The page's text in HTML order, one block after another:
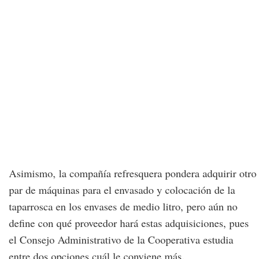
Asimismo, la compañía refresquera pondera adquirir otro
par de máquinas para el envasado y colocación de la
taparrosca en los envases de medio litro, pero aún no
define con qué proveedor hará estas adquisiciones, pues
el Consejo Administrativo de la Cooperativa estudia